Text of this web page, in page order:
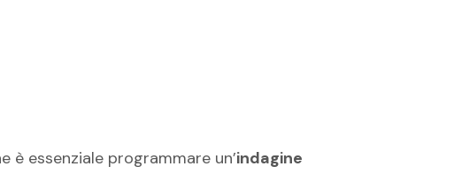
essenziale programmare un’indagine